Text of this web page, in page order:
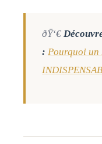
ðŸ‘€
: Pourquoi un